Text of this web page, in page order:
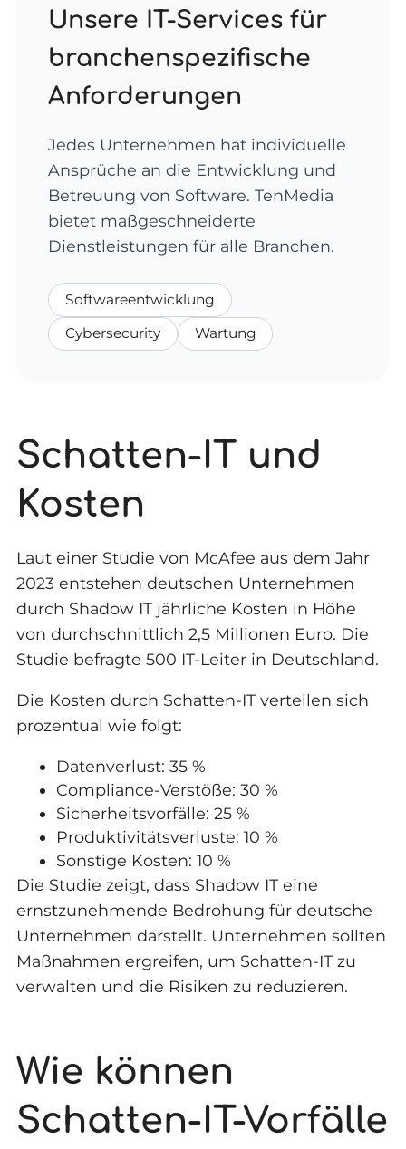
Unsere IT-Services für
branchenspezifische
Anforderungen
Jedes Unternehmen hat individuelle
Ansprüche an die Entwicklung und
Betreuung von Software. TenMedia
bietet maßgeschneiderte
Dienstleistungen für alle Branchen.
Softwareentwicklung
Cybersecurity
Wartung
Schatten-IT und
Kosten
Laut einer Studie von McAfee aus dem Jahr
2023 entstehen deutschen Unternehmen
durch Shadow IT jährliche Kosten in Höhe
von durchschnittlich 2,5 Millionen Euro. Die
Studie befragte 500 IT-Leiter in Deutschland.
Die Kosten durch Schatten-IT verteilen sich
prozentual wie folgt:
Datenverlust: 35 %
Compliance-Verstöße: 30 %
Sicherheitsvorfälle: 25 %
Produktivitätsverluste: 10 %
Sonstige Kosten: 10 %
Die Studie zeigt, dass Shadow IT eine
ernstzunehmende Bedrohung für deutsche
Unternehmen darstellt. Unternehmen sollten
Maßnahmen ergreifen, um Schatten-IT zu
verwalten und die Risiken zu reduzieren.
Wie können
Schatten-IT-Vorfälle